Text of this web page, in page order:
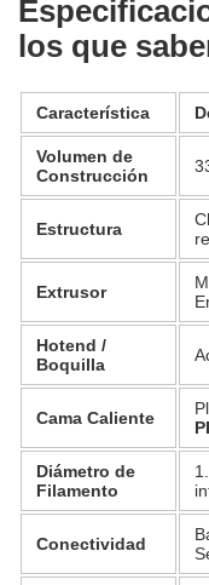
los que
Característica
Volumen de
Construcción
Estructura
Extrusor
Hotend /
Boquilla
Cama Caliente
Diámetro de
Filamento
Conectividad